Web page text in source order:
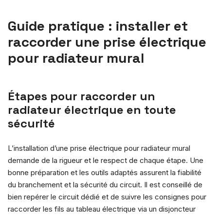
Guide pratique : installer et
raccorder une prise électrique
pour radiateur mural
Étapes pour raccorder un
radiateur électrique en toute
sécurité
L’installation d’une prise électrique pour radiateur mural
demande de la rigueur et le respect de chaque étape. Une
bonne préparation et les outils adaptés assurent la fiabilité
du branchement et la sécurité du circuit. Il est conseillé de
bien repérer le circuit dédié et de suivre les consignes pour
raccorder les fils au tableau électrique via un disjoncteur